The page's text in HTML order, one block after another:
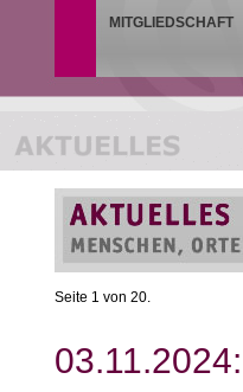
MITGLIEDSCHAFT
Seite 1 von 20.
03.11.2024: